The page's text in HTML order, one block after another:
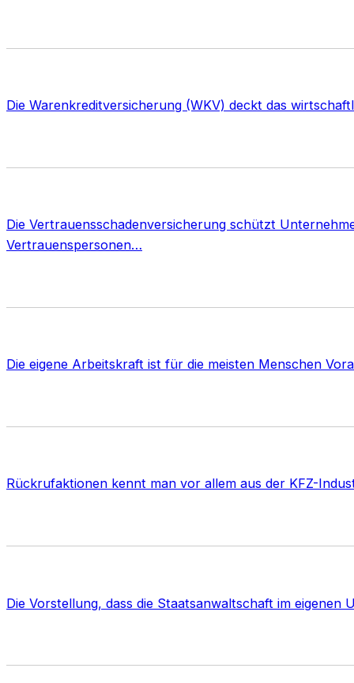
Die Warenkreditversicherung (WKV) deckt das
Die Vertrauensschadenversicherung schützt
Vertrauenspersonen…
Die eigene Arbeitskraft ist für die meisten Menschen
Rückrufaktionen kennt man vor allem aus der KFZ-
Die Vorstellung, dass die Staatsanwaltschaft im